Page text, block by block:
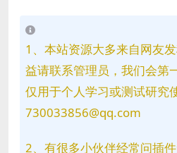
1、本站资源大多来自网友
益请联系管理员，我们会第
仅用于个人学习或测试研究
730033856@qq.com
2、有很多小伙伴经常问插